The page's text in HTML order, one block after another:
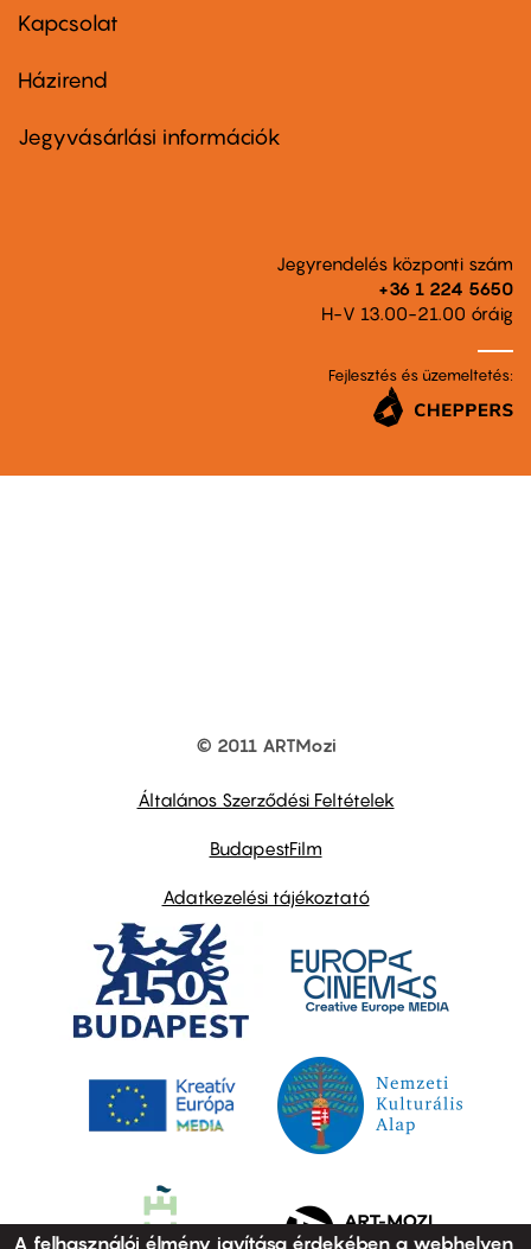
firstKapcsolat
Footer
second
Házirend
Jegyvásárlási információk
Jegyrendelés központi szám
+36 1 224 5650
H-V 13.00-21.00 óráig
Fejlesztés és üzemeltetés:
© 2011 ARTMozi
Általános Szerződési Feltételek
BudapestFilm
Adatkezelési tájékoztató
A felhasználói élmény javítása érdekében a webhelyen